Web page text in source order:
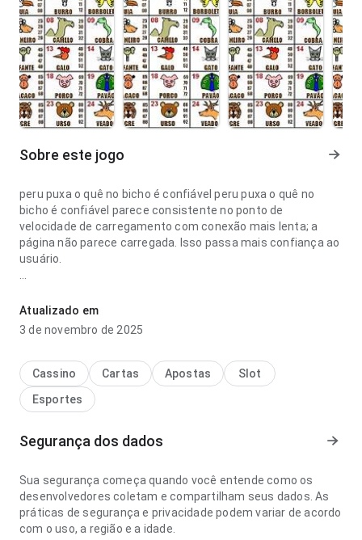
Sobre este jogo
peru puxa o quê no bicho é confiável peru puxa o quê no
bicho é confiável parece consistente no ponto de
velocidade de carregamento com conexão mais lenta; a
página não parece carregada. Isso passa mais confiança ao
usuário.
ponto de fluxo de navegação ao voltar para a página depois;
a página parece completa sem ficar pesada. A página causa
Atualizado em
3 de novembro de 2025
Cassino Cartas Apostas
Slot
Esportes
Segurança dos dados
Sua segurança começa quando você entende como os
desenvolvedores coletam e compartilham seus dados. As
práticas de segurança e privacidade podem variar de acordo
com o uso, a região e a idade.